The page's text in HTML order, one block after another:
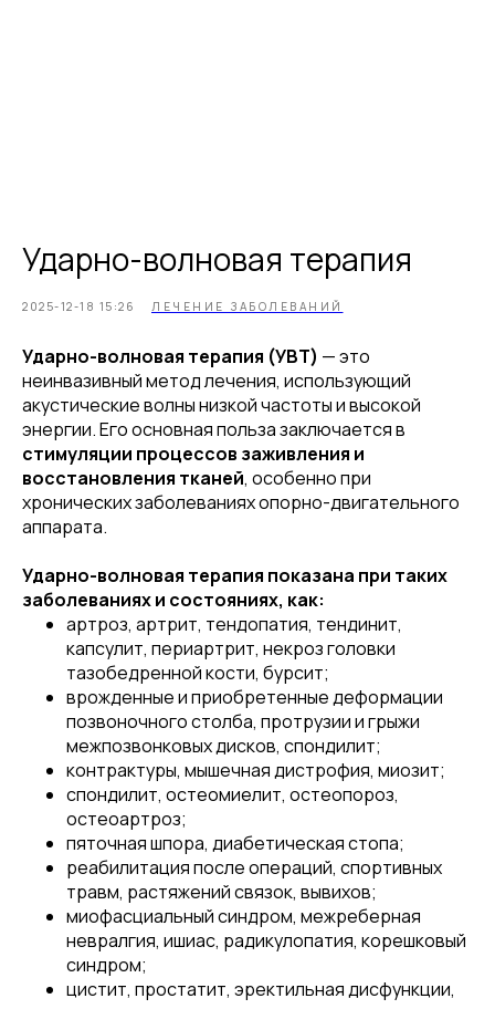
Ударно-волновая терапия
2025-12-18 15:26 ЛЕЧЕНИЕ ЗАБОЛЕВАНИЙ
Ударно-волновая терапия (УВТ) — это
неинвазивный метод лечения, использующий
акустические волны низкой частоты и высокой
энергии. Его основная польза заключается в
стимуляции процессов заживления и
восстановления тканей, особенно при
хронических заболеваниях опорно-двигательного
аппарата.
Ударно-волновая терапия показана при таких
заболеваниях и состояниях, как:
артроз, артрит, тендопатия, тендинит,
капсулит, периартрит, некроз головки
тазобедренной кости, бурсит;
врожденные и приобретенные деформации
позвоночного столба, протрузии и грыжи
межпозвонковых дисков, спондилит;
контрактуры, мышечная дистрофия, миозит;
спондилит, остеомиелит, остеопороз,
остеоартроз;
пяточная шпора, диабетическая стопа;
реабилитация после операций, спортивных
травм, растяжений связок, вывихов;
миофасциальный синдром, межреберная
невралгия, ишиас, радикулопатия, корешковый
синдром;
цистит, простатит, эректильная дисфункции,